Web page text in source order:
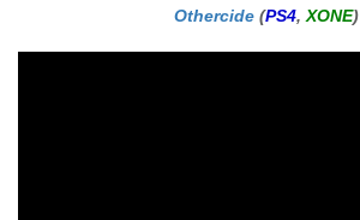
Othercide(PS4, XONE)